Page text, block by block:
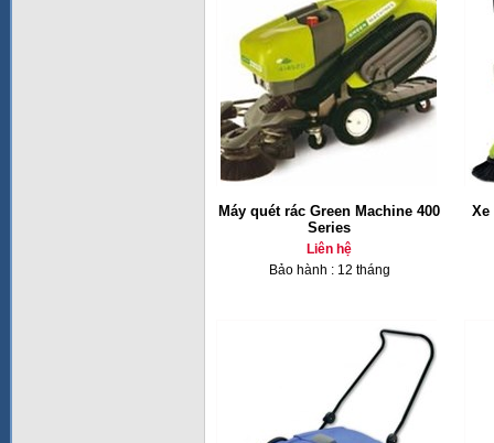
Máy quét rác Green Machine 400
Series
Liên hệ
Bảo hành : 12 tháng
Xe